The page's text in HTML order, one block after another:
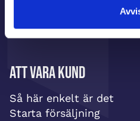
Att vara kund
Så här enkelt är det
Starta försäljning